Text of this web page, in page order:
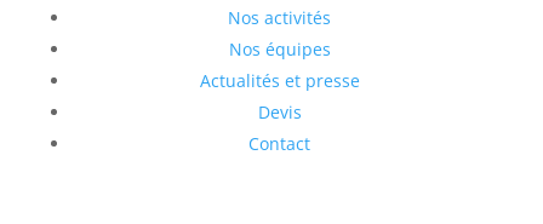
Nos activités
Nos équipes
Actualités et presse
Devis
Contact